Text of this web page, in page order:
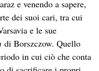
e venendo a sapere,
dei suoi cari, tra cui
e le sue
di Borszczow. Quello
in cui ciò che conta